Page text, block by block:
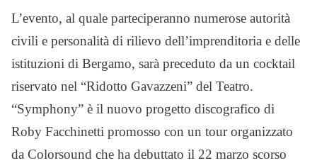
L’evento, al quale parteciperanno numerose autorità
civili e personalità di rilievo dell’imprenditoria e delle
istituzioni di Bergamo, sarà preceduto da un cocktail
riservato nel “Ridotto Gavazzeni” del Teatro.
“Symphony” è il nuovo progetto discografico di
Roby Facchinetti promosso con un tour organizzato
da Colorsound che ha debuttato il 22 marzo scorso